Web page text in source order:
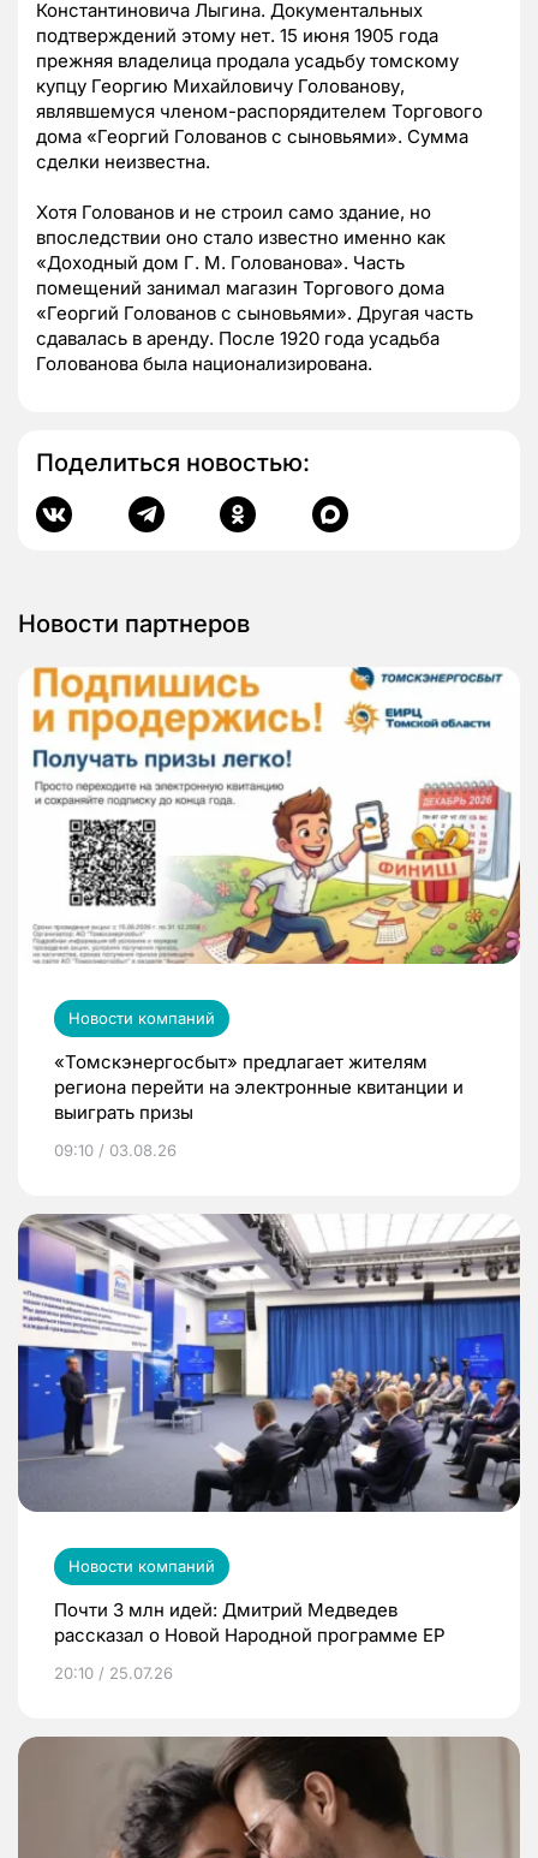
Константиновича Лыгина. Документальных
подтверждений этому нет. 15 июня 1905 года
прежняя владелица продала усадьбу томскому
купцу Георгию Михайловичу Голованову,
являвшемуся членом-распорядителем Торгового
дома «Георгий Голованов с сыновьями». Сумма
сделки неизвестна.
Хотя Голованов и не строил само здание, но
впоследствии оно стало известно именно как
«Доходный дом Г. М. Голованова». Часть
помещений занимал магазин Торгового дома
«Георгий Голованов с сыновьями». Другая часть
сдавалась в аренду. После 1920 года усадьба
Голованова была национализирована.
Поделиться новостью:
Новости партнеров
Новости компаний
«Томскэнергосбыт» предлагает жителям
региона перейти на электронные квитанции и
выиграть призы
09:10 / 03.08.26
Новости компаний
Почти 3 млн идей: Дмитрий Медведев
рассказал о Новой Народной программе ЕР
20:10 / 25.07.26